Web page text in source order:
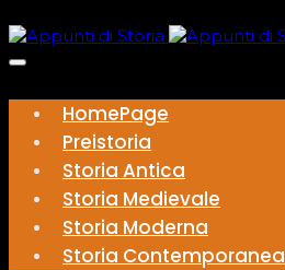
HomePage
Preistoria
Storia Antica
Storia Medievale
Storia Moderna
Storia Contemporanea